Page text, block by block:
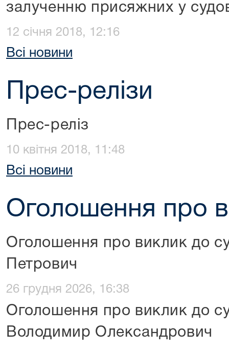
залученню присяжних у
12 січня 2018, 12:16
Всі новини
Прес-релізи
Прес-реліз
10 квітня 2018, 11:48
Всі новини
Оголошення про
Оголошення про виклик до
Петрович
26 грудня 2026, 16:38
Оголошення про виклик до
Володимир Олександрович